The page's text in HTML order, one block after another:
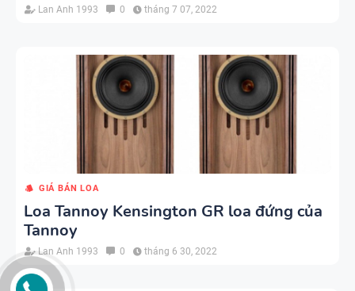
Lan Anh 1993 0 tháng 7 07, 2022
GIÁ BÁN LOA
Loa Tannoy Kensington GR loa đứng của
Tannoy
Lan Anh 1993 0 tháng 6 30, 2022